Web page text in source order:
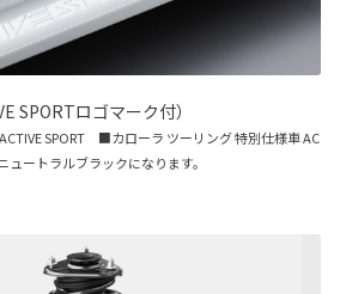
SPORTロゴマーク付）
SPORT ■カローラ ツーリング 特別仕様車 AC
ュートラルブラックになります。